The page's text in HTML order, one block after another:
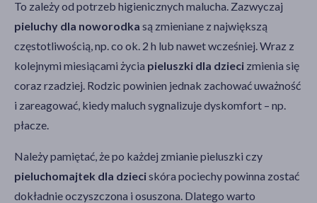
To zależy od potrzeb higienicznych malucha. Zazwyczaj
pieluchy dla noworodka są zmieniane z największą
częstotliwością, np. co ok. 2 h lub nawet wcześniej. Wraz z
kolejnymi miesiącami życia pieluszki dla dzieci zmienia się
coraz rzadziej. Rodzic powinien jednak zachować uważność
i zareagować, kiedy maluch sygnalizuje dyskomfort – np.
płacze.
Należy pamiętać, że po każdej zmianie pieluszki czy
pieluchomajtek dla dzieciskóra pociechy powinna zostać
dokładnie oczyszczona i osuszona. Dlatego warto